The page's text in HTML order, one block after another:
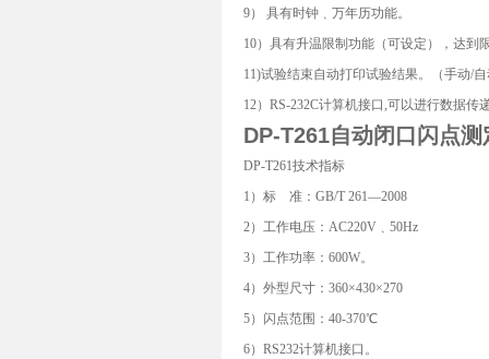
9） 具有时钟﹑万年历功能。
10）具有升温限制功能（可设定），达到
11)试验结束自动打印试验结果。（手动/
12）RS-232C计算机接口,可以进行数据
DP-T261自动闭口闪点测
DP-T261技术指标
1）标 准：GB/T 261—2008
2）工作电压：AC220V﹑50Hz
3）工作功率：600W。
4）外型尺寸：360×430×270
5）闪点范围：40-370℃
6）RS232计算机接口。